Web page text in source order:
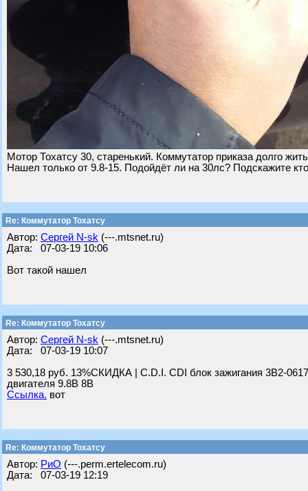
Мотор Тохатсу 30, старенький. Коммутатор приказа долго
Нашел только от 9.8-15. Подойдёт ли на 30лс? Подскажите кто
Re: Коммутатор Тохатсу
Автор: Сергей N-sk (---.mtsnet.ru)
Дата: 07-03-19 10:06
Вот такой нашел
Re: Коммутатор Тохатсу
Автор: Сергей N-sk (---.mtsnet.ru)
Дата: 07-03-19 10:07
3 530,18 руб. 13%СКИДКА | C.D.I. CDI блок зажигания 3B2-
двигателя 9.8B 8B
Ссылка. вот
Re: Коммутатор Тохатсу
Автор: РиО (---.perm.ertelecom.ru)
Дата: 07-03-19 12:19